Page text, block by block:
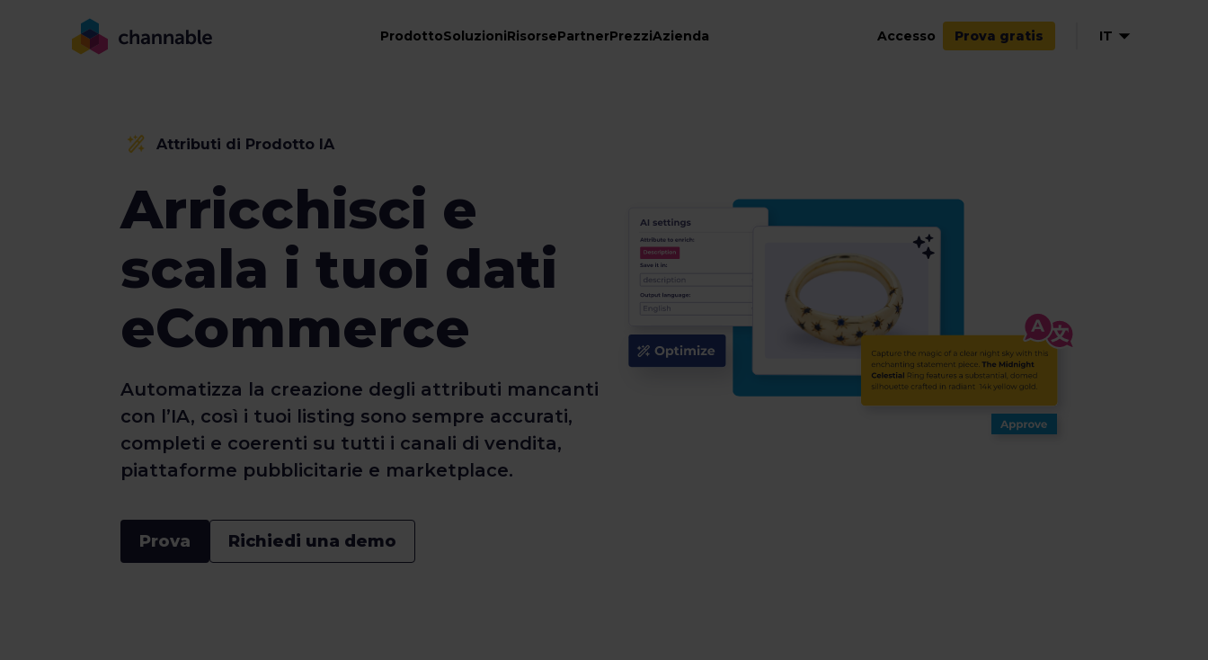
ProdottoSoluzioniRisorsePartnerPrezziAzienda Accesso Prova gratis IT
Attributi di Prodotto IA
Arricchisci e
scala i tuoi dati
eCommerce
Automatizza la creazione degli attributi mancanti
con l’IA, così i tuoi listing sono sempre accurati,
completi e coerenti su tutti i canali di vendita,
piattaforme pubblicitarie e marketplace.
Prova Richiedi una demo